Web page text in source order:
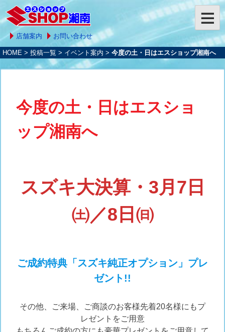
店舗案内 お問い合わせ
HOME > 投稿一覧 > イベント案内 > 今度の土・日はエスショップ湘南へ
今度の土・日はエスショ
ップ湘南へ
スズキ大決算・3月7日
㈯／8日㈰
ご成約特典「スズキ純正オプション」プレ
ゼント!!
その他、ご来場、ご商談のお客様先着20名様にもプ
レゼントをご用意